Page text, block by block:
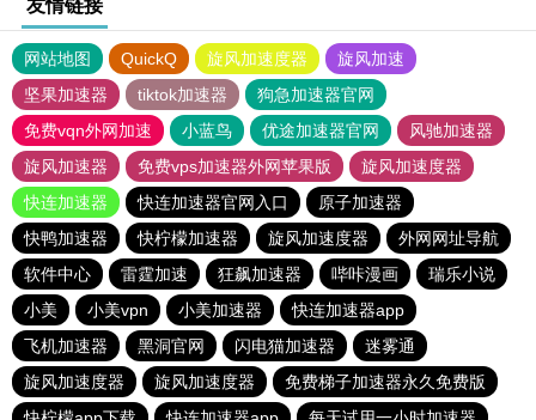
友情链接
网站地图 QuickQ 旋风加速度器
旋风加速
坚果加速器
tiktok加速器
狗急加速器官网
免费vqn外网加速
小蓝鸟 优途加速器官网
风驰加速器
旋风加速器
免费vps加速器外网苹果版
旋风加速度器
快连加速器
快连加速器官网入口
原子加速器
快鸭加速器
快柠檬加速器 旋风加速度器
外网网址导航
软件中心
雷霆加速 狂飙加速器 哔咔漫画
瑞乐小说
小美
小美vpn 小美加速器
快连加速器app
飞机加速器
黑洞官网 闪电猫加速器
迷雾通
旋风加速度器
旋风加速度器
免费梯子加速器永久免费版